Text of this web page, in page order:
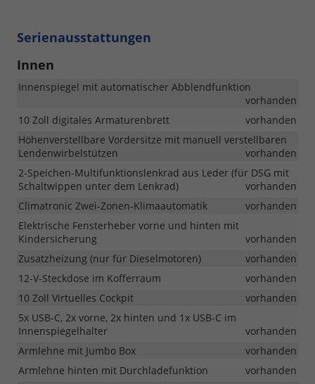
Serienausstattungen
Innen
Innenspiegel mit automatischer Abblendfunktion
vorhanden
10 Zoll digitales Armaturenbrett
vorhanden
Höhenverstellbare Vordersitze mit manuell verstellbaren
Lendenwirbelstützen
vorhanden
2-Speichen-Multifunktionslenkrad aus Leder (für DSG mit
Schaltwippen unter dem Lenkrad)
vorhanden
Climatronic Zwei-Zonen-Klimaautomatik
vorhanden
Elektrische Fensterheber vorne und hinten mit
Kindersicherung
vorhanden
Zusatzheizung (nur für Dieselmotoren)
vorhanden
12-V-Steckdose im Kofferraum
vorhanden
10 Zoll Virtuelles Cockpit
vorhanden
5x USB-C, 2x vorne, 2x hinten und 1x USB-C im
Innenspiegelhalter
vorhanden
Armlehne mit Jumbo Box
vorhanden
Armlehne hinten mit Durchladefunktion
vorhanden